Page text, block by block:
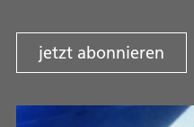
jetzt abonnieren